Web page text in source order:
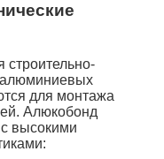
строительно-
для монтажа
Алюкобонд
высокими